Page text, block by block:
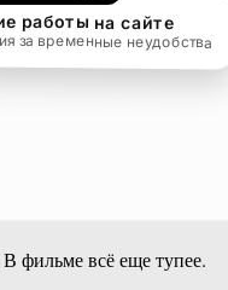
фильме всё еще тупее.